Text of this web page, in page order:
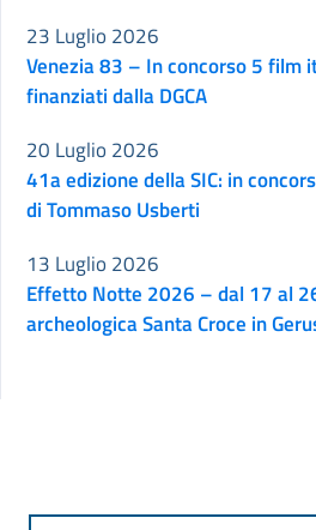
Venezia 83 – In concorso 5 film
finanziati dalla DGCA
23 Luglio 2026
41a edizione della SIC: in
di Tommaso Usberti
20 Luglio 2026
Effetto Notte 2026 – dal 17 al
archeologica Santa Croce in
13 Luglio 2026